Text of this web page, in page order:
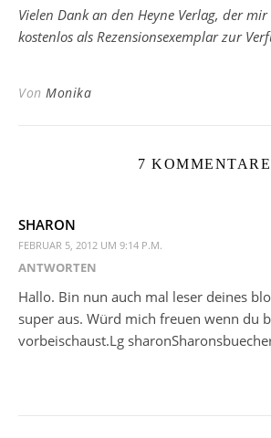
Vielen Dank an den Heyne Verlag, der mir
kostenlos als Rezensionsexemplar zur
Von Monika
7 KOMMENTARE
SHARON
FEBRUAR 5, 2012 UM 9:14 P.M.
ANTWORTEN
Hallo. Bin nun auch mal leser deines
super aus. Würd mich freuen wenn du
vorbeischaust.Lg